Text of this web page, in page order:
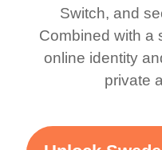
Switch, and
Combined with a
online identity
private